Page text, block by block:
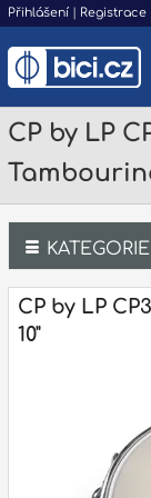
Přihlášení | Registrace
CP by LP
KATEGORIE
Bicí
CP by LP
10"